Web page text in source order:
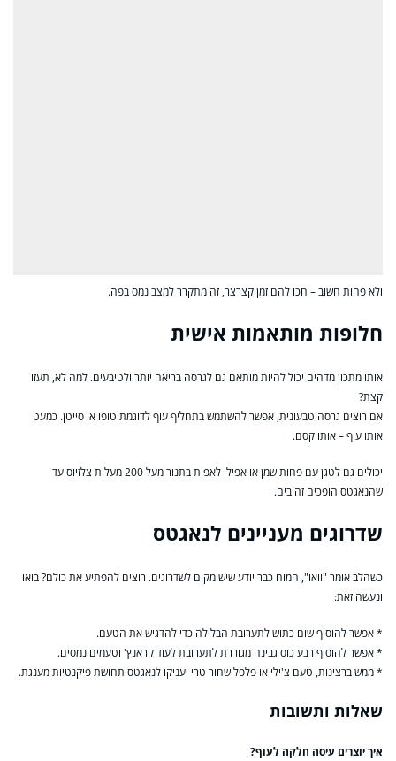
ולא פחות חשוב – חכו להם זמן קצרצר, זה מתקרר למצב נמס בפה.
חלופות מותאמות אישית
אותו מתכון מדהים יכול להיות מותאם גם לגרסה בריאה יותר ולטיבעים. למה לא, תעזו
קצת?
אם רוצים גרסה טבעונית, אפשר להשתמש בתחליף עוף לדוגמת טופו או סייטן. כמעט
אותו עוף – אותו קסם.
יכולים גם לטגן עם פחות שמן או אפילו לאפות בתנור מעל 200 מעלות צלזיוס עד
שהנאגטס הופכים זהובים.
שדרוגים מעניינים לנאגטס
כשהלב אומר "וואו", המוח כבר יודע שיש מקום לשדרוגים. רוצים להפתיע את כולם? בואו
ונעשה זאת:
* אפשר להוסיף שום כתוש לתערובת הבלילה כדי להדגיש את הטעם.
* אפשר להוסיף רבע כוס גבינה מגוררת לתערובת לעוד קראנץ' וטעמים נמסים.
* ממש ברצינות, טעם צ'ילי או פלפל שחור טרי יעניקו לנאגטס תחושת פיקנטיות מענגת.
שאלות ותשובות
איך יוצרים עיסה חלקה לעוף?